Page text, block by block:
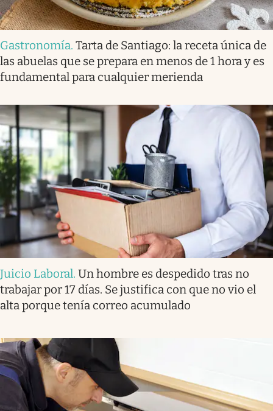
Gastronomía. Tarta de Santiago: la receta única de
las abuelas que se prepara en menos de 1 hora y es
fundamental para cualquier merienda
Juicio Laboral. Un hombre es despedido tras no
trabajar por 17 días. Se justifica con que no vio el
alta porque tenía correo acumulado